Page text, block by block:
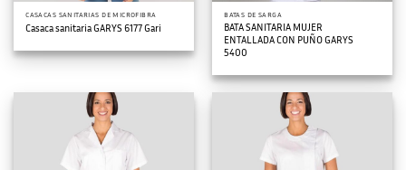
CASACAS SANITARIAS DE MICROFIBRA
Casaca sanitaria GARYS 6177 Gari
BATAS DE SARGA
BATA SANITARIA MUJER
ENTALLADA CON PUÑO GARYS
5400